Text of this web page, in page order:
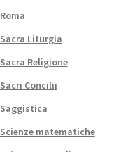
Roma
Sacra Liturgia
Sacra Religione
Sacri Concilii
Saggistica
Scienze matematiche